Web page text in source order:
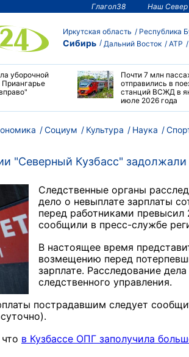
Глагол38 Наш Север
Иркутская область Республика
Сибирь Дальний Восток АТР
уборочной
Приангарье
Почти 7 млн
отправились в
станций ВСЖД в
июле 2026 года
Социум Культура Наука
"Северный Кузбасс"
Следственные органы
дело о невыплате зарплаты
перед работниками
сообщили в пресс-службе
В настоящее время
возмещению перед
зарплате. Расследование
следственного управления.
пострадавшим следует
в Кузбассе ОПГ заполучила